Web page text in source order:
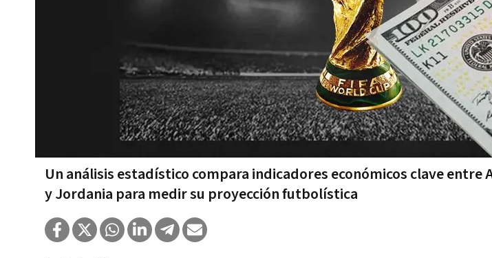
Un análisis estadístico compara indicadores económicos clave entre
y Jordania para medir su proyección futbolística